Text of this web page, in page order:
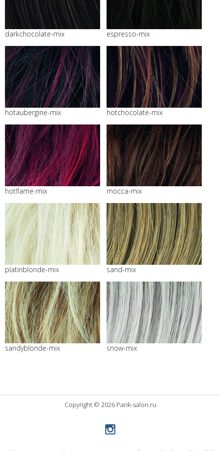
darkchocolate-mix espresso-mix
hotaubergine-mix hotchocolate-mix
hotflame-mix mocca-mix
platinblonde-mix sand-mix
sandyblonde-mix snow-mix
Copyright © 2026 Parik-salon.ru